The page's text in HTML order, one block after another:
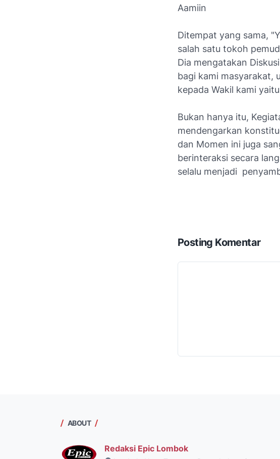
Aamiin
Ditempat yang sama,
salah satu tokoh
Dia mengatakan
bagi kami masyarakat,
kepada Wakil kami
Bukan hanya itu,
mendengarkan
dan Momen ini juga
berinteraksi secara
selalu menjadi
Posting Komentar
ABOUT
Redaksi Epic Lombok